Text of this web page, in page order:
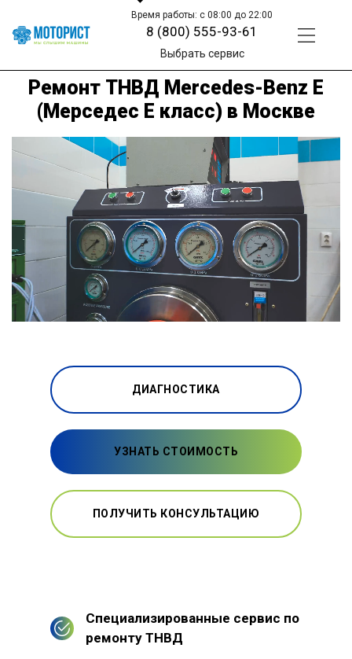
Время работы: с 08:00 до 22:00
8 (800) 555-93-61
Выбрать сервис
Ремонт ТНВД Mercedes-Benz E
(Мерседес Е класс) в Москве
ДИАГНОСТИКА
УЗНАТЬ СТОИМОСТЬ
ПОЛУЧИТЬ КОНСУЛЬТАЦИЮ
Специализированные сервис по
ремонту ТНВД